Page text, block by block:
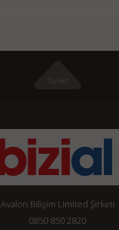
Avalon Bilişim Limited Şirketi
0850 850 2820